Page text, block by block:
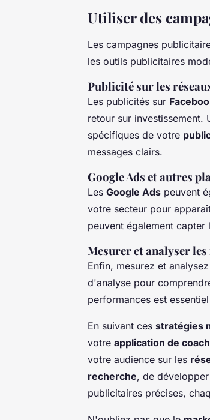
Utiliser des
Les campagnes
les outils publicitaires
Publicité sur les
Les publicités sur
retour sur investissement.
spécifiques de votre
messages clairs.
Google Ads et autres
Les Google Ads peuvent
votre secteur pour
peuvent également capter
Mesurer et analyser
Enfin, mesurez et
d'analyse pour
performances est
En suivant ces stratégies
votre application de
votre audience sur les
recherche, de
publicitaires précises,